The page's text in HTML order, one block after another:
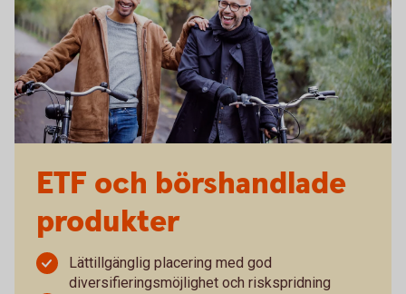
ETF och börshandlade
produkter
Lättillgänglig placering med god
diversifieringsmöjlighet och riskspridning